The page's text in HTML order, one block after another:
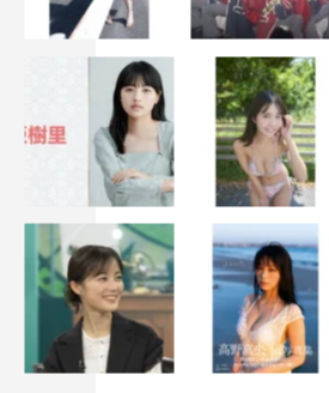
毎週土曜 午後11時30分〜深夜0時
https://www.tv-asahi.co.jp/